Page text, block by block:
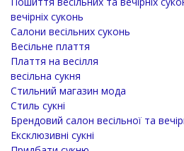
вечірніх суконь
Салони весільних суконь
Весільне плаття
Плаття на весілля
весільна сукня
Стильний магазин мода
Стиль сукні
Брендовий салон весільної та
Ексклюзивні сукні